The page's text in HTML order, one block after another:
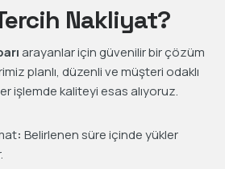
Nakliyat?
arayanlar için güvenilir bir çözüm
planlı, düzenli ve müşteri odaklı
işlemde kaliteyi esas alıyoruz.
: Belirlenen süre içinde yükler